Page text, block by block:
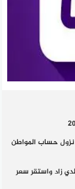
حساب المواطن
زاد واستقر سعر